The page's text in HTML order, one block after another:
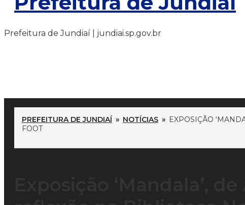
Prefeitura de Jundiaí | jundiai.sp.gov.br
PREFEITURA DE JUNDIAÍ » NOTÍCIAS » EXPOSIÇÃO
FOOT